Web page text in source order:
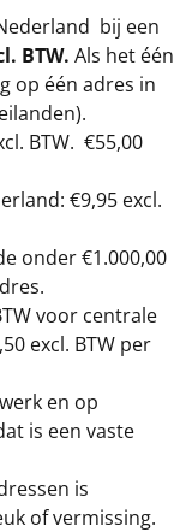
bij een
BTW. Als het één
op één adres in
BTW. €55,00
€9,95 excl.
onder €1.000,00
voor centrale
excl. BTW per
en op
is een vaste
is
of vermissing.